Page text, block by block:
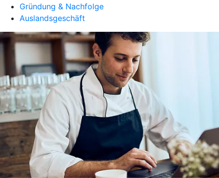
Gründung & Nachfolge
Auslandsgeschäft